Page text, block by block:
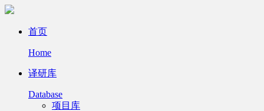
首页
Home
译研库
Database
项目库